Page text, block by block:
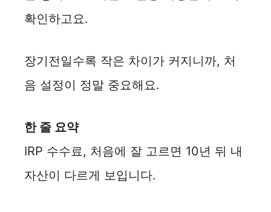
확인하고요.
장기전일수록 작은 차이가 커지니까, 처
음 설정이 정말 중요해요.
한 줄 요약
IRP 수수료, 처음에 잘 고르면 10년 뒤 내
자산이 다르게 보입니다.